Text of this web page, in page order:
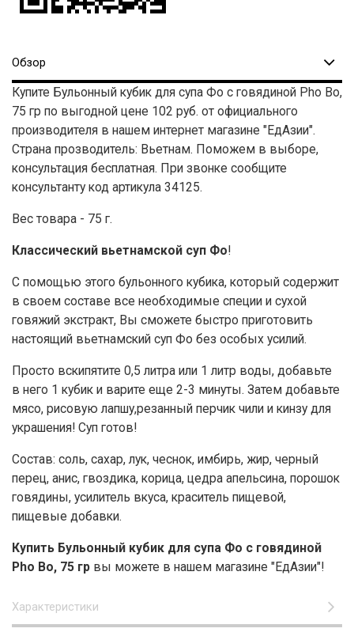
Обзор
Купите Бульонный кубик для супа Фо с говядиной Pho Bo,
75 гр по выгодной цене 102 руб. от официального
производителя в нашем интернет магазине "ЕдАзии".
Страна прозводитель: Вьетнам. Поможем в выборе,
консультация бесплатная. При звонке сообщите
консультанту код артикула 34125.
Вес товара - 75 г.
Классический вьетнамской суп Фо!
С помощью этого бульонного кубика, который содержит
в своем составе все необходимые специи и сухой
говяжий экстракт, Вы сможете быстро приготовить
настоящий вьетнамский суп Фо без особых усилий.
Просто вскипятите 0,5 литра или 1 литр воды, добавьте
в него 1 кубик и варите еще 2-3 минуты. Затем добавьте
мясо, рисовую лапшу,резанный перчик чили и кинзу для
украшения! Суп готов!
Состав: соль, сахар, лук, чеснок, имбирь, жир, черный
перец, анис, гвоздика, корица, цедра апельсина, порошок
говядины, усилитель вкуса, краситель пищевой,
пищевые добавки.
Купить Бульонный кубик для супа Фо с говядиной
Pho Bo, 75 гр вы можете в нашем магазине "ЕдАзии"!
Характеристики